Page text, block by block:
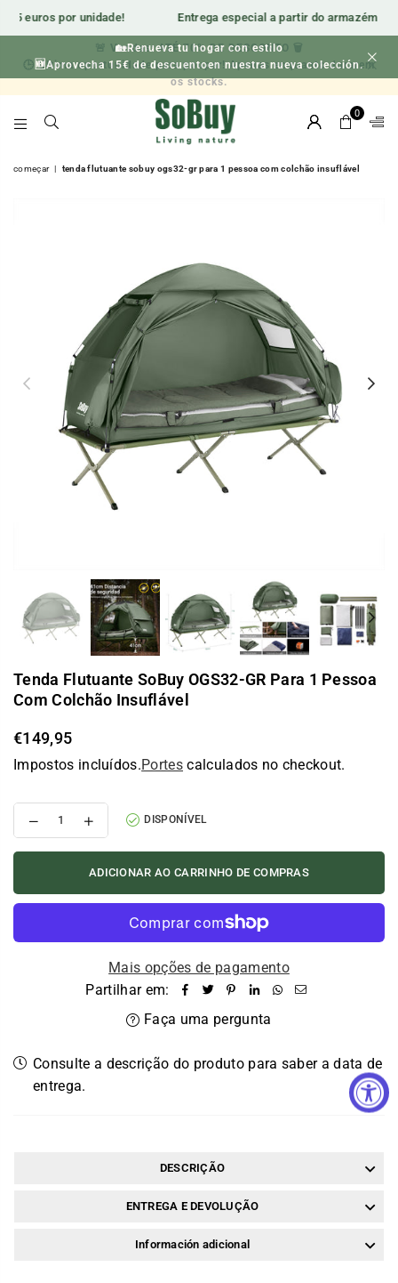
euros por unidade! Entrega especial a partir do armazém
🚨 Vendas: ATÉ 70% DE DESCONTO 🗑️
🕒 Última oportunidade para poupar! Apenas enquanto durarem
os stocks.
🏡Renueva tu hogar con estilo
🆕Aprovecha 15€ de descuentoen nuestra nueva colección.
ES
0
começar | tenda flutuante sobuy ogs32-gr para 1 pessoa com colchão insuflável
Previous
Previous
Tenda Flutuante SoBuy OGS32-GR Para 1 Pessoa
Com Colchão Insuflável
Preço
normal
€149,95
Impostos incluídos.Portes calculados no checkout.
Reduzir Aumentar DISPONÍVEL
ADICIONAR AO CARRINHO DE COMPRAS
Mais opções de pagamento
Partilhar em:
Faça uma pergunta
Consulte a descrição do produto para saber a data de
entrega.
DESCRIÇÃO
ENTREGA E DEVOLUÇÃO
Información adicional